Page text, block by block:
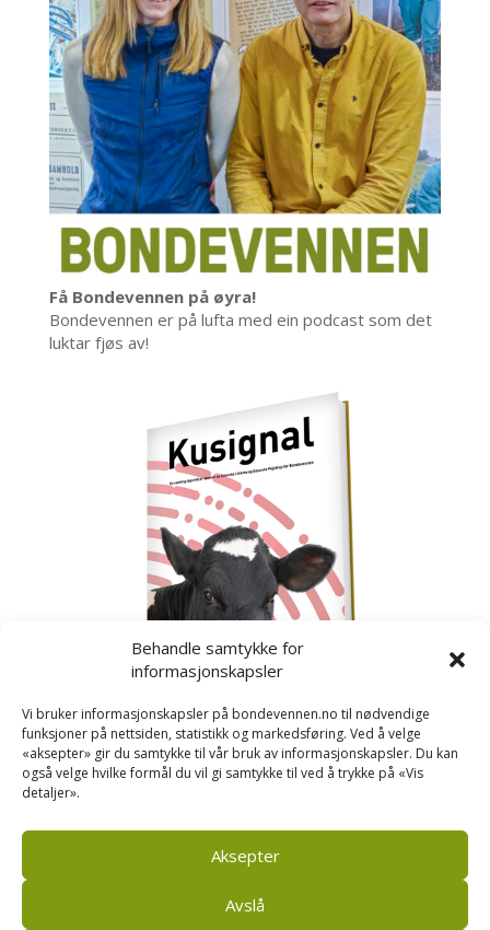
Behandle samtykke for
informasjonskapsler
Vi bruker informasjonskapsler på bondevennen.no til nødvendige
funksjoner på nettsiden, statistikk og markedsføring. Ved å velge
«aksepter» gir du samtykke til vår bruk av informasjonskapsler. Du kan
også velge hvilke formål du vil gi samtykke til ved å trykke på «Vis
detaljer».
Aksepter
Avslå
Få Bondevennen på øyra!
Bondevennen er på lufta med ein podcast som det
luktar fjøs av!
Kusignal